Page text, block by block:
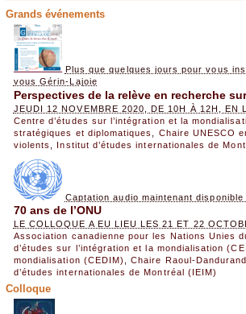
Grands événements
Plus que quelques jours pour vous
vous Gérin-Lajoie
Perspectives de la relève en recherche
JEUDI 12 NOVEMBRE 2020, DE 10H À 12H, EN
Centre d’études sur l’intégration et la
stratégiques et diplomatiques
Chaire UNESCO
violents
Institut d’études internationales de
Captation audio maintenant disponible
70 ans de l’ONU
LE COLLOQUE A EU LIEU LES 21 ET 22
Association canadienne pour les Nations Unies
d’études sur l’intégration et la mondialisation
mondialisation (CEDIM)
,Chaire Raoul-
d’études internationales de Montréal (IEIM)
Colloque